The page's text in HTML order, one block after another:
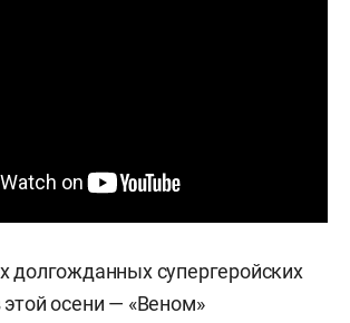
долгожданных супергеройских
осени — «Веном»